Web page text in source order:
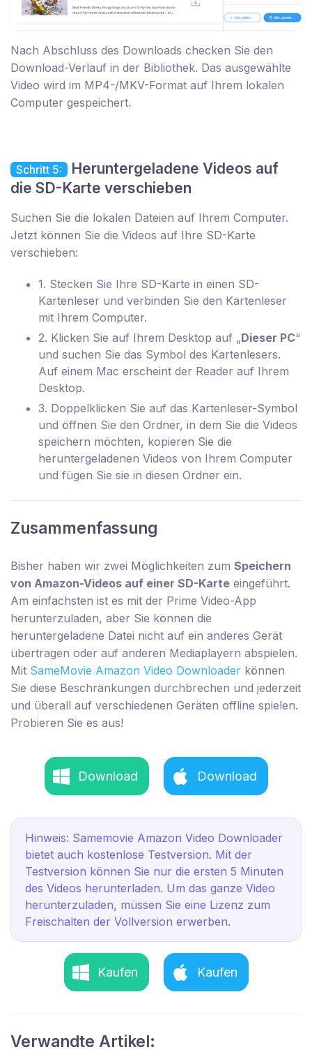
Nach Abschluss des Downloads checken Sie den
Download-Verlauf in der Bibliothek. Das ausgewählte
Video wird im MP4-/MKV-Format auf Ihrem lokalen
Computer gespeichert.
Schritt 5: Heruntergeladene Videos auf
die SD-Karte verschieben
Suchen Sie die lokalen Dateien auf Ihrem Computer.
Jetzt können Sie die Videos auf Ihre SD-Karte
verschieben:
1. Stecken Sie Ihre SD-Karte in einen SD-
Kartenleser und verbinden Sie den Kartenleser
mit Ihrem Computer.
2. Klicken Sie auf Ihrem Desktop auf „Dieser PC“
und suchen Sie das Symbol des Kartenlesers.
Auf einem Mac erscheint der Reader auf Ihrem
Desktop.
3. Doppelklicken Sie auf das Kartenleser-Symbol
und öffnen Sie den Ordner, in dem Sie die Videos
speichern möchten, kopieren Sie die
heruntergeladenen Videos von Ihrem Computer
und fügen Sie sie in diesen Ordner ein.
Zusammenfassung
Bisher haben wir zwei Möglichkeiten zum Speichern
von Amazon-Videos auf einer SD-Karte eingeführt.
Am einfachsten ist es mit der Prime Video-App
herunterzuladen, aber Sie können die
heruntergeladene Datei nicht auf ein anderes Gerät
übertragen oder auf anderen Mediaplayern abspielen.
Mit SameMovie Amazon Video Downloader können
Sie diese Beschränkungen durchbrechen und jederzeit
und überall auf verschiedenen Geräten offline spielen.
Probieren Sie es aus!
Download Download
Hinweis: Samemovie Amazon Video Downloader
bietet auch kostenlose Testversion. Mit der
Testversion können Sie nur die ersten 5 Minuten
des Videos herunterladen. Um das ganze Video
herunterzuladen, müssen Sie eine Lizenz zum
Freischalten der Vollversion erwerben.
Kaufen Kaufen
Verwandte Artikel: